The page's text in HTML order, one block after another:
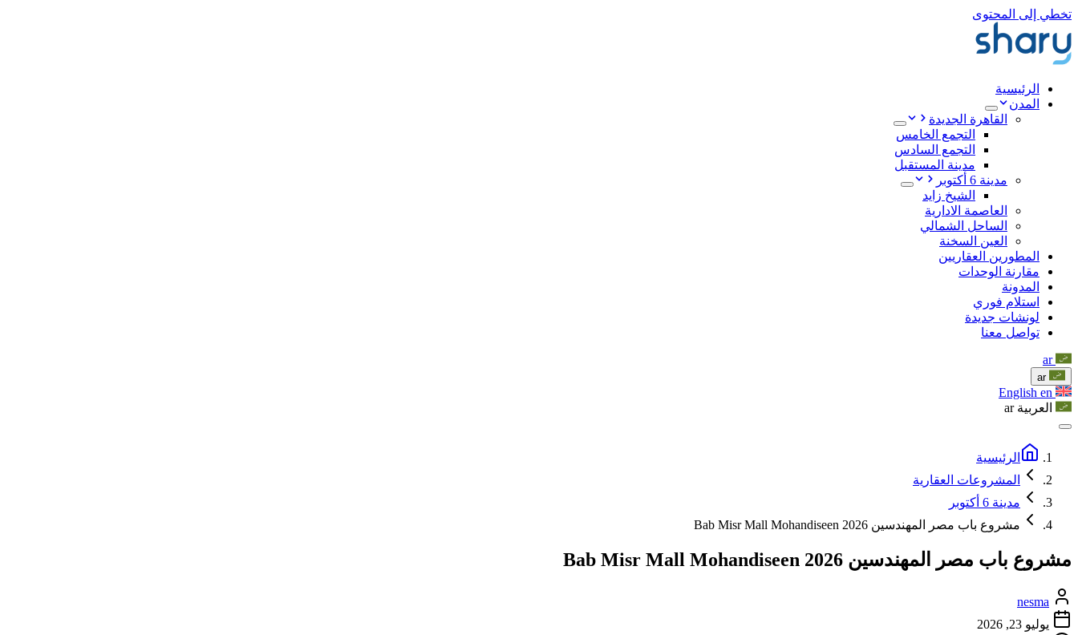
تخطي إلى المحتوى
الرئيسية
المدن
القاهرة الجديدة
التجمع الخامس
التجمع السادس
مدينة المستقبل
مدينة 6 أكتوبر
الشيخ زايد
العاصمة الادارية
الساحل الشمالي
العين السخنة
المطورين العقاريين
مقارنة الوحدات
المدونة
استلام فوري
لونشات جديدة
تواصل معنا
ar
ar
English en
العربية ar
الرئيسية
المشروعات العقارية
مدينة 6 أكتوبر
مشروع باب مصر المهندسين Bab Misr Mall Mohandiseen 2026
مشروع باب مصر المهندسين Bab Misr Mall Mohandiseen 2026
nesma
يوليو 23, 2026